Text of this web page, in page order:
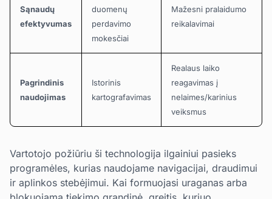
Sąnaudų
efektyvumas
duomenų
perdavimo
mokesčiai
Mažesni pralaidumo
reikalavimai
Pagrindinis
naudojimas
Istorinis
kartografavimas
Realaus laiko
reagavimas į
nelaimes/karinius
veiksmus
Vartotojo požiūriu ši technologija ilgainiui pasieks
programėles, kurias naudojame navigacijai, draudimui
ir aplinkos stebėjimui. Kai formuojasi uraganas arba